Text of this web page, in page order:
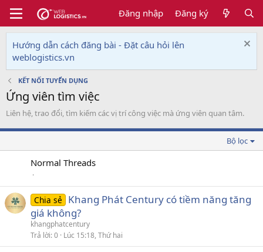
Đăng nhập Đăng ký
Hướng dẫn cách đăng bài - Đặt câu hỏi lên
weblogistics.vn
KẾT NỐI TUYỂN DỤNG
Ứng viên tìm việc
Liên hệ, trao đổi, tìm kiếm các vị trí công việc mà ứng viên quan tâm.
Bộ lọc
Normal Threads
Chia sẻ
Khang Phát Century có tiềm năng tăng
giá không?
khangphatcentury
Trả lời 0 Lúc 15:18, Thứ hai